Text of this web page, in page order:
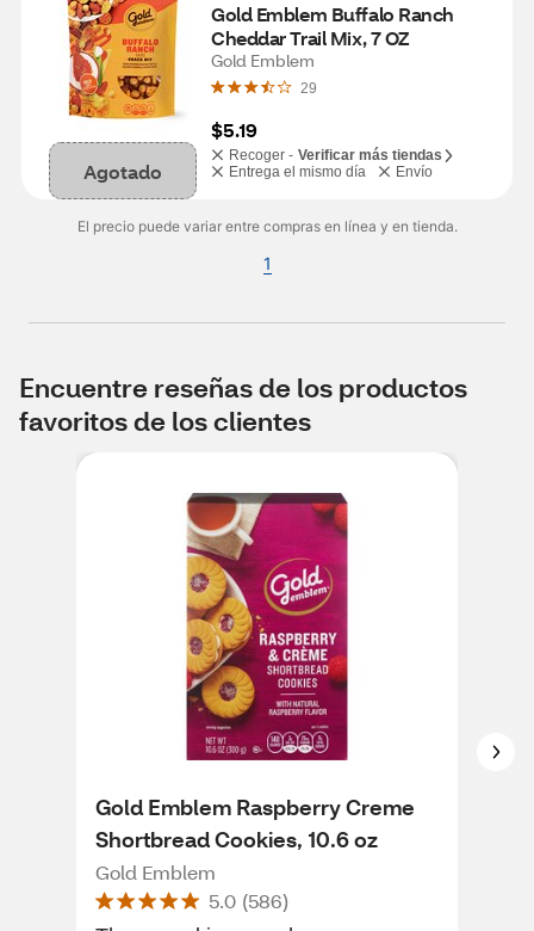
Agotado
Gold Emblem Buffalo Ranch
Cheddar Trail Mix, 7 OZ
Gold Emblem
29
$5.19
Recoger - Verificar más tiendas
Entrega el mismo día
Envío
El precio puede variar entre compras en línea y en tienda.
1
Encuentre reseñas de los productos
favoritos de los clientes
Gold Emblem Raspberry Creme
Shortbread Cookies, 10.6 oz
Gold Emblem
5.0 (586)